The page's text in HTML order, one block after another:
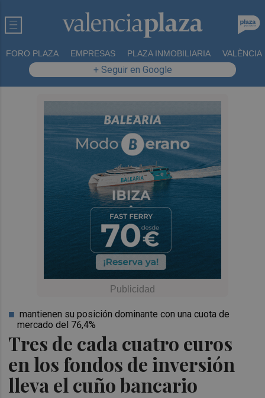
FORO PLAZA EMPRESAS PLAZA INMOBILIARIA VALÈNCIA
+ Seguir en Google
Tres de cada cuatro euros
en los fondos de inversión
lleva el cuño bancario
mantienen su posición dominante con una cuota de
mercado del 76,4%